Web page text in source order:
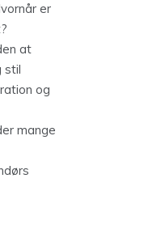
er
at
stil
og
mange